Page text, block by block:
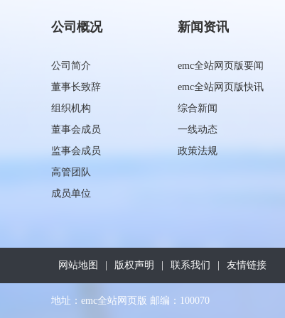
公司概况
公司简介
董事长致辞
组织机构
董事会成员
监事会成员
高管团队
成员单位
新闻资讯
emc全站网页版要闻
emc全站网页版快讯
综合新闻
一线动态
政策法规
网站地图 版权声明 联系我们 友情链接
地址：emc全站网页版 邮编：100070